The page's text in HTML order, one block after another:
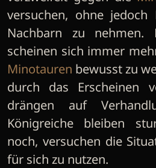
versuchen, ohne
Nachbarn zu nehmen.
scheinen sich immer
Minotauren bewusst zu
durch das Erscheinen
drängen auf
Königreiche bleiben
noch, versuchen die
für sich zu nutzen.